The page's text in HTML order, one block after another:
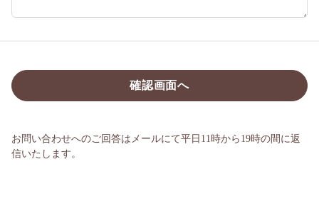
お問い合わせへのご回答はメールにて平日11時から19時の間に返
信いたします。